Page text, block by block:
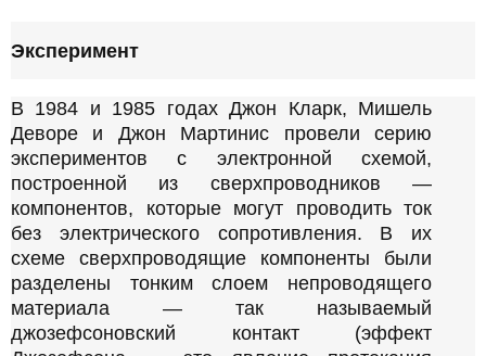
Эксперимент
В 1984 и 1985 годах Джон Кларк, Мишель
Деворе и Джон Мартинис провели серию
экспериментов с электронной схемой,
построенной из сверхпроводников —
компонентов, которые могут проводить ток
без электрического сопротивления. В их
схеме сверхпроводящие компоненты были
разделены тонким слоем непроводящего
материала — так называемый
джозефсоновский контакт (эффект